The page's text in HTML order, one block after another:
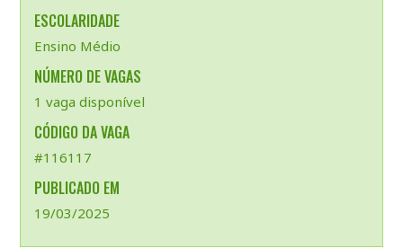
ESCOLARIDADE
Ensino Médio
NÚMERO DE VAGAS
1 vaga disponível
CÓDIGO DA VAGA
#116117
PUBLICADO EM
19/03/2025